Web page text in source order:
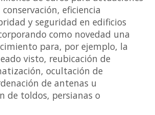
eficiencia
y seguridad en edificios
como novedad una
para, por ejemplo, la
visto, reubicación de
ocultación de
de antenas u
de toldos, persianas o